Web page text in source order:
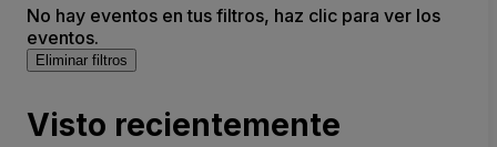
No hay eventos en tus filtros, haz clic para ver los
eventos.
Eliminar filtros
Visto recientemente